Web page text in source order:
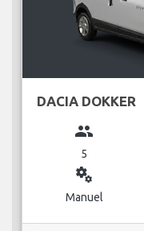
DACIA DOKKER
group
5
miscellaneous_services
Manuel